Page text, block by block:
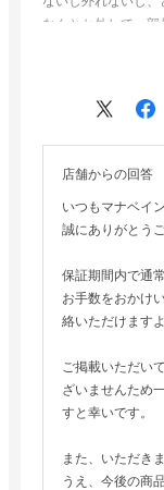
なんとか外して、
店舗からの回答
いつもマナベイ
誠にありがとう
保証期間内で通
お手数をおかけ
絡いただけます
ご掲載いただい
ざいませんため
すと幸いです。
また、いただき
うえ、今後の商